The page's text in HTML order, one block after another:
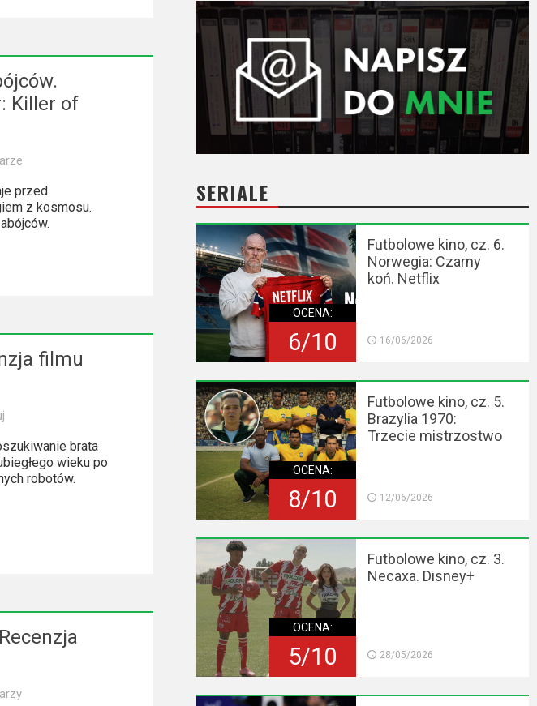
Killer of
przed
z kosmosu.
filmu
brata
wieku po
robotów.
SERIALE
OCENA:
6/10
Futbolowe kino, cz. 6.
Norwegia: Czarny
koń. Netflix
16/06/2026
OCENA:
8/10
Futbolowe kino, cz. 5.
Brazylia 1970:
Trzecie mistrzostwo
12/06/2026
OCENA:
5/10
Futbolowe kino, cz. 3.
Necaxa. Disney+
28/05/2026